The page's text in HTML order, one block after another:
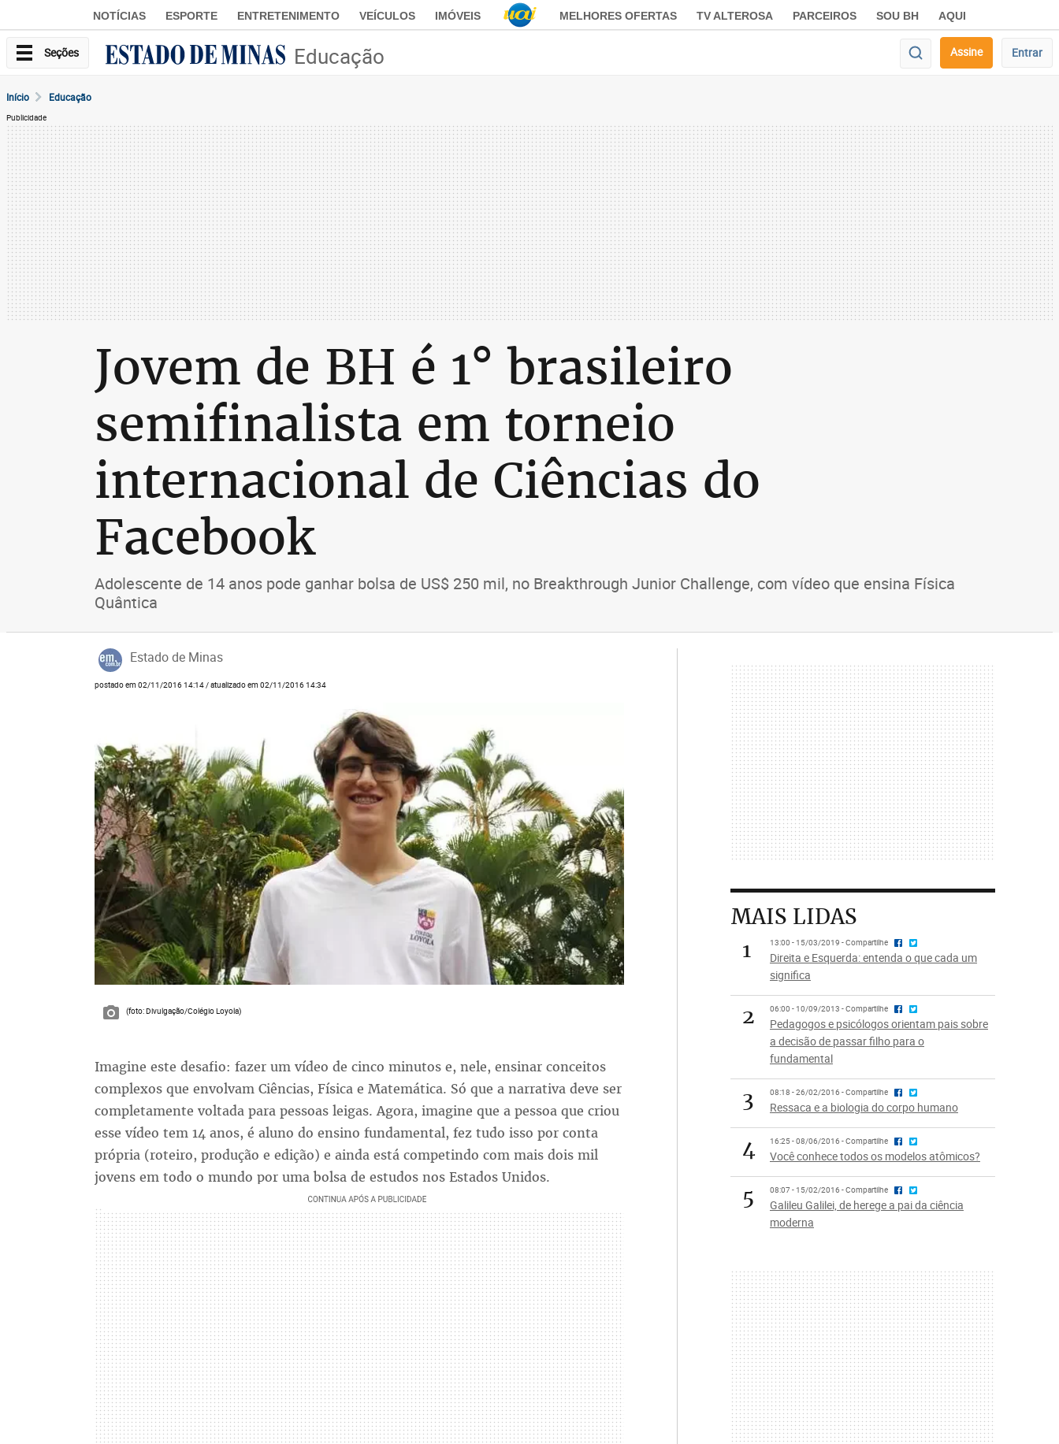
NOTÍCIAS ESPORTE ENTRETENIMENTO VEÍCULOS IMÓVEIS MELHORES OFERTAS TV ALTEROSA PARCEIROS SOU BH AQUI
Seções Educação Assine Entrar
Início Educação
Publicidade
Jovem de BH é 1° brasileiro
semifinalista em torneio
internacional de Ciências do
Facebook
Adolescente de 14 anos pode ganhar bolsa de US$ 250 mil, no Breakthrough Junior Challenge, com vídeo que ensina Física
Quântica
Estado de Minas
postado em 02/11/2016 14:14 / atualizado em 02/11/2016 14:34
(foto: Divulgação/Colégio Loyola)
Imagine este desafio: fazer um vídeo de cinco minutos e, nele, ensinar conceitos
complexos que envolvam Ciências, Física e Matemática. Só que a narrativa deve ser
completamente voltada para pessoas leigas. Agora, imagine que a pessoa que criou
esse vídeo tem 14 anos, é aluno do ensino fundamental, fez tudo isso por conta
própria (roteiro, produção e edição) e ainda está competindo com mais dois mil
jovens em todo o mundo por uma bolsa de estudos nos Estados Unidos.
MAIS LIDAS
1
13:00 - 15/03/2019 - Compartilhe
Direita e Esquerda: entenda o que cada um
significa
2 06:00 - 10/09/2013 - Compartilhe
Pedagogos e psicólogos orientam pais sobre
a decisão de passar filho para o
fundamental
3 08:18 - 26/02/2016 - Compartilhe
Ressaca e a biologia do corpo humano
4 16:25 - 08/06/2016 - Compartilhe
Você conhece todos os modelos atômicos?
5 08:07 - 15/02/2016 - Compartilhe
Galileu Galilei, de herege a pai da ciência
moderna